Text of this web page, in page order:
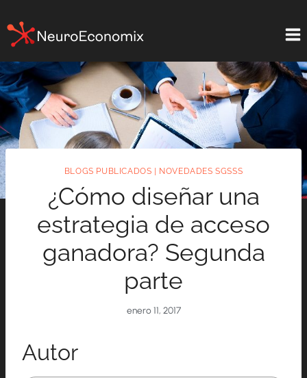
al
contenido
BLOGS PUBLICADOS NOVEDADES SGSSS
¿Cómo diseñar una
estrategia de acceso
ganadora? Segunda
parte
enero 11, 2017
Autor